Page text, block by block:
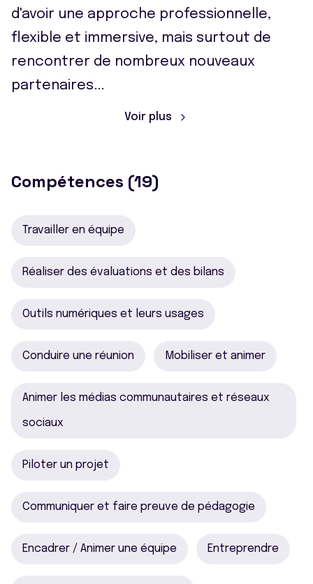
d'avoir une approche professionnelle,
flexible et immersive, mais surtout de
rencontrer de nombreux nouveaux
partenaires...
Voir plus
Compétences (19)
Travailler en équipe
Réaliser des évaluations et des bilans
Outils numériques et leurs usages
Conduire une réunion Mobiliser et animer
Animer les médias communautaires et réseaux
sociaux
Piloter un projet
Communiquer et faire preuve de pédagogie
Encadrer / Animer une équipe Entreprendre